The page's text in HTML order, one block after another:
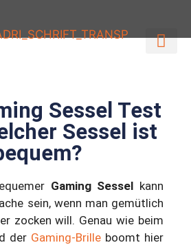
Sessel Test
Sessel ist
Gaming Sessel kann
sein, wenn man gemütlich
zocken will. Genau wie beim
der Gaming-Brille boomt hier